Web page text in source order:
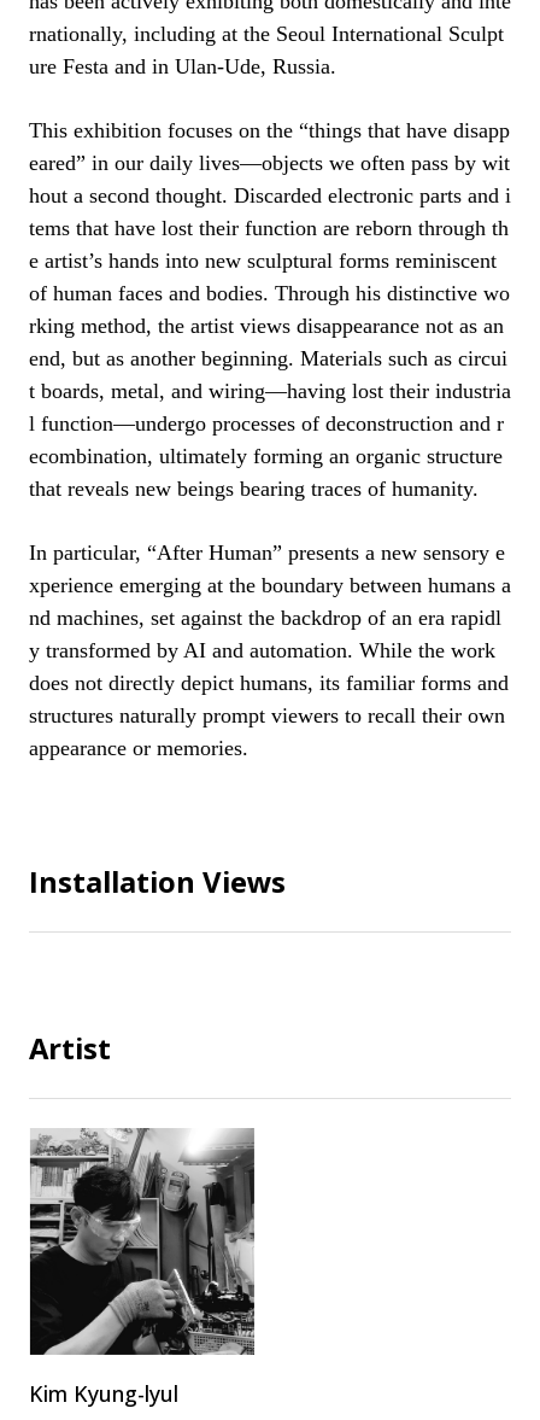
rnationally, including at the Seoul International Sculpt
ure Festa and in Ulan-Ude, Russia.
This exhibition focuses on the “things that have disapp
eared” in our daily lives—objects we often pass by wit
hout a second thought. Discarded electronic parts and i
tems that have lost their function are reborn through th
e artist’s hands into new sculptural forms reminiscent
of human faces and bodies. Through his distinctive wo
rking method, the artist views disappearance not as an
end, but as another beginning. Materials such as circui
t boards, metal, and wiring—having lost their industria
l function—undergo processes of deconstruction and r
ecombination, ultimately forming an organic structure
that reveals new beings bearing traces of humanity.
In particular, “After Human” presents a new sensory e
xperience emerging at the boundary between humans a
nd machines, set against the backdrop of an era rapidl
y transformed by AI and automation. While the work
does not directly depict humans, its familiar forms and
structures naturally prompt viewers to recall their own
appearance or memories.
Installation Views
Artist
Kim Kyung-lyul